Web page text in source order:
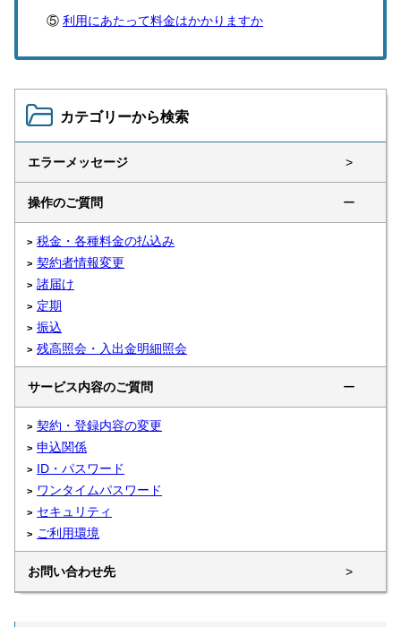
利用にあたって料金はかかりますか
カテゴリーから検索
エラーメッセージ >
操作のご質問 ー
税金・各種料金の払込み
契約者情報変更
諸届け
定期
振込
残高照会・入出金明細照会
サービス内容のご質問 ー
契約・登録内容の変更
申込関係
ID・パスワード
ワンタイムパスワード
セキュリティ
ご利用環境
お問い合わせ先 >